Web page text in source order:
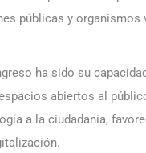
públicas y organismos
ha sido su
abiertos al
a la ciudadanía,